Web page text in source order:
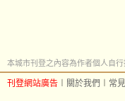
本城市刊登之內容為作者個人自
刊登網站廣告 關於我們 常